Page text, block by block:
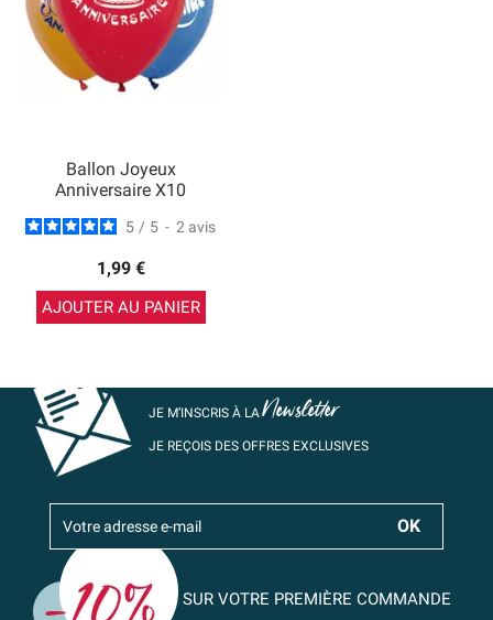
Ballon Joyeux
Anniversaire X10
5 / 5 - 2 avis
1,99 €
AJOUTER AU PANIER
JE M’INSCRIS À LANewsletter
JE REÇOIS DES OFFRES EXCLUSIVES
SUR VOTRE PREMIÈRE COMMANDE